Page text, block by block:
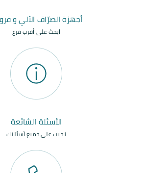
أجهزة الصرّاف الآلي و
ابحث على أقرب فرع
الأسئلة الشائعة
نجيب على جميع أسئلتك